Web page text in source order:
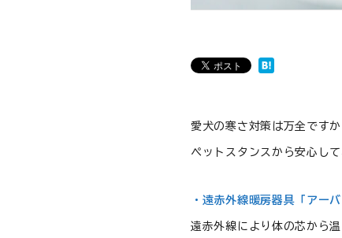
愛犬の寒さ対策は万全ですか
ペットスタンスから安心し
・遠赤外線暖房器具「アー
遠赤外線により体の芯から